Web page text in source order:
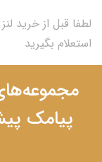
لطفا قبل از خرید
استعلام بگیرید
پیامک